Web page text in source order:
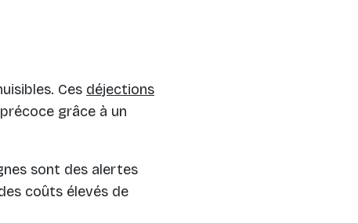
Ces déjections
grâce à un
sont des alertes
coûts élevés de